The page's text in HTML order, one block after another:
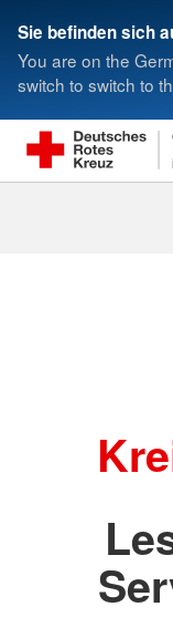
Sie befinden sich
You are on the
switch to switch to